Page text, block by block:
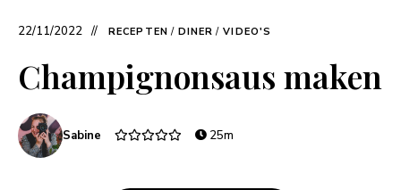
22/11/2022 RECEPTEN / DINER / VIDEO'S
Champignonsaus maken
Sabine 25m